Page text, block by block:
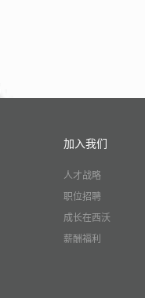
加入我们
人才战略
职位招聘
成长在西沃
薪酬福利